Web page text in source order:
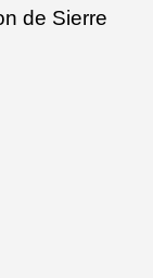
de Sierre